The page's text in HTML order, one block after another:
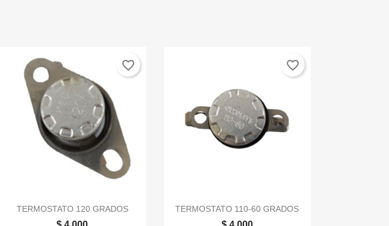
Vista rápida
TERMOSTATO 120 GRADOS
favorite_border
Vista rápida
TERMOSTATO 110-60 GRADOS
favorite_border